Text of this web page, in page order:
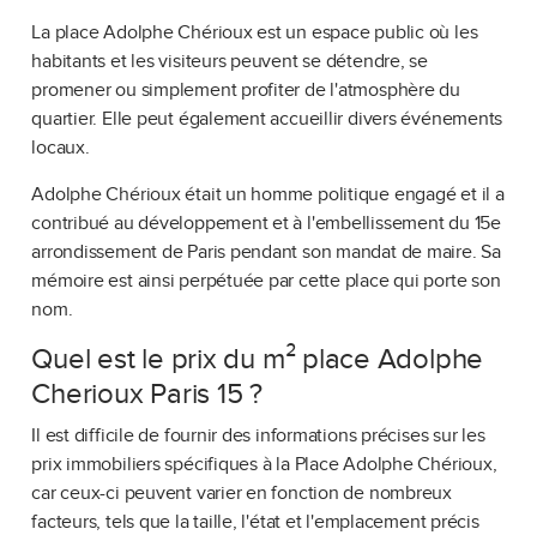
La place Adolphe Chérioux est un espace public où les
habitants et les visiteurs peuvent se détendre, se
promener ou simplement profiter de l'atmosphère du
quartier. Elle peut également accueillir divers événements
locaux.
Adolphe Chérioux était un homme politique engagé et il a
contribué au développement et à l'embellissement du 15e
arrondissement de Paris pendant son mandat de maire. Sa
mémoire est ainsi perpétuée par cette place qui porte son
nom.
Quel est le prix du m² place Adolphe
Cherioux Paris 15 ?
Il est difficile de fournir des informations précises sur les
prix immobiliers spécifiques à la Place Adolphe Chérioux,
car ceux-ci peuvent varier en fonction de nombreux
facteurs, tels que la taille, l'état et l'emplacement précis